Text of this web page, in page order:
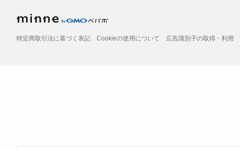
特定商取引法に基づく表記 Cookieの使用について 広告識別子の取得・利用